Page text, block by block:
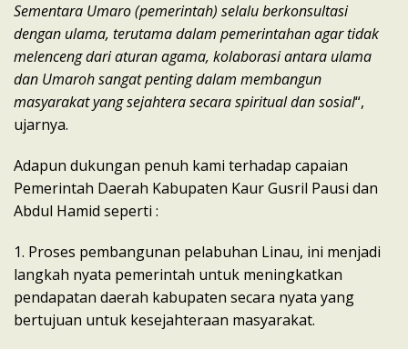
Sementara Umaro (pemerintah) selalu berkonsultasi
dengan ulama, terutama dalam pemerintahan agar tidak
melenceng dari aturan agama, kolaborasi antara ulama
dan Umaroh sangat penting dalam membangun
masyarakat yang sejahtera secara spiritual dan sosial“,
ujarnya.
Adapun dukungan penuh kami terhadap capaian
Pemerintah Daerah Kabupaten Kaur Gusril Pausi dan
Abdul Hamid seperti :
1. Proses pembangunan pelabuhan Linau, ini menjadi
langkah nyata pemerintah untuk meningkatkan
pendapatan daerah kabupaten secara nyata yang
bertujuan untuk kesejahteraan masyarakat.